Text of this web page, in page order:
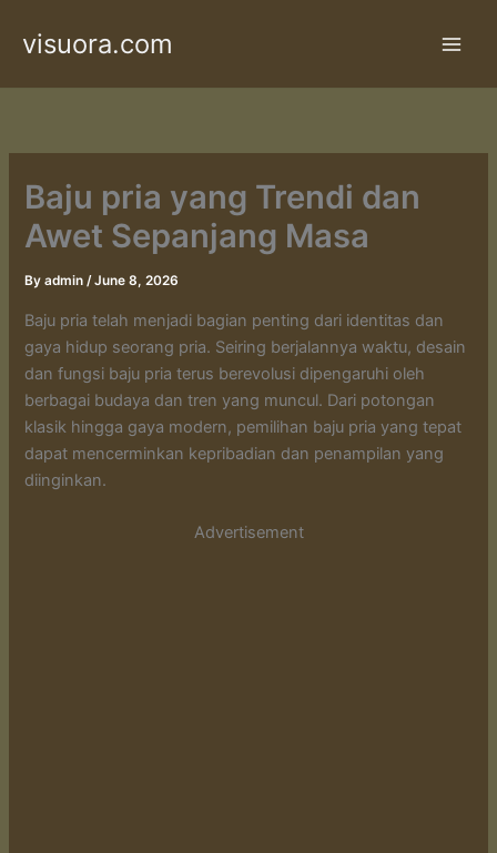
visuora.com
Baju pria yang Trendi dan
Awet Sepanjang Masa
Byadmin/June 8, 2026
Baju pria telah menjadi bagian penting dari identitas dan
gaya hidup seorang pria. Seiring berjalannya waktu, desain
dan fungsi baju pria terus berevolusi dipengaruhi oleh
berbagai budaya dan tren yang muncul. Dari potongan
klasik hingga gaya modern, pemilihan baju pria yang tepat
dapat mencerminkan kepribadian dan penampilan yang
diinginkan.
Advertisement